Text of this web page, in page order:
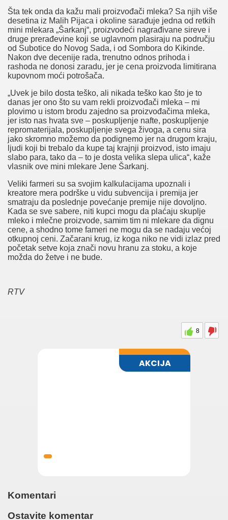
Šta tek onda da kažu mali proizvođači mleka? Sa njih više
desetina iz Malih Pijaca i okoline sarađuje jedna od retkih
mini mlekara „Šarkanj“, proizvodeći nagrađivane sireve i
druge prerađevine koji se uglavnom plasiraju na području
od Subotice do Novog Sada, i od Sombora do Kikinde.
Nakon dve decenije rada, trenutno odnos prihoda i
rashoda ne donosi zaradu, jer je cena proizvoda limitirana
kupovnom moći potrošača.
„Uvek je bilo dosta teško, ali nikada teško kao što je to
danas jer ono što su vam rekli proizvođači mleka – mi
plovimo u istom brodu zajedno sa proizvođačima mleka,
jer isto nas hvata sve – poskupljenje nafte, poskupljenje
repromaterijala, poskupljenje svega živoga, a cenu sira
jako skromno možemo da podignemo jer na drugom kraju,
ljudi koji bi trebalo da kupe taj krajnji proizvod, isto imaju
slabo para, tako da – to je dosta velika slepa ulica“, kaže
vlasnik ove mini mlekare Jene Šarkanj.
Veliki farmeri su sa svojim kalkulacijama upoznali i
kreatore mera podrške u vidu subvencija i premija jer
smatraju da poslednje povećanje premije nije dovoljno.
Kada se sve sabere, niti kupci mogu da plaćaju skuplje
mleko i mlečne proizvode, samim tim ni mlekare da dignu
cene, a shodno tome fameri ne mogu da se nadaju većoj
otkupnoj ceni. Začarani krug, iz koga niko ne vidi izlaz pred
početak setve koja znači novu hranu za stoku, a koje
možda do žetve i ne bude.
RTV
8
Komentari
Ostavite komentar